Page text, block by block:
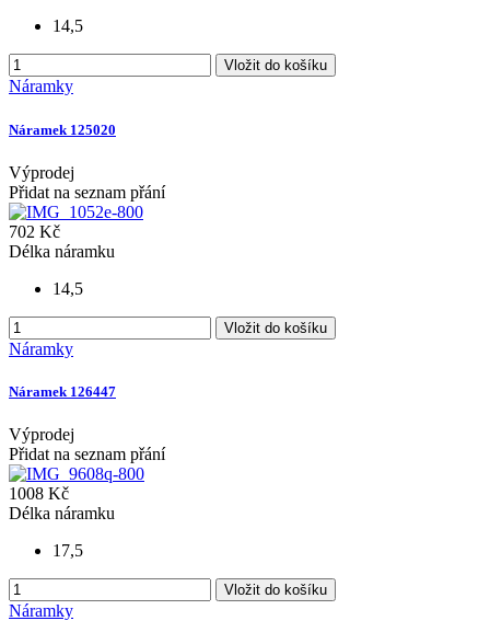
14,5
Vložit do košíku
Náramky
Náramek 125020
Výprodej
Přidat na seznam přání
702 Kč
Délka náramku
14,5
Vložit do košíku
Náramky
Náramek 126447
Výprodej
Přidat na seznam přání
1008 Kč
Délka náramku
17,5
Vložit do košíku
Náramky